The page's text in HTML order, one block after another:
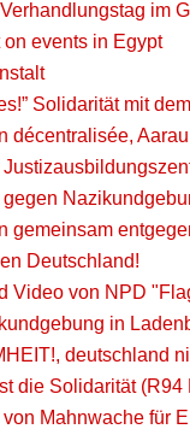
im
events in Egypt
Solidarität mit
décentralisée, Aarau
gemeinsam
Deutschland!
Video von NPD
in
deutschland
die Solidarität (R94
Mahnwache für